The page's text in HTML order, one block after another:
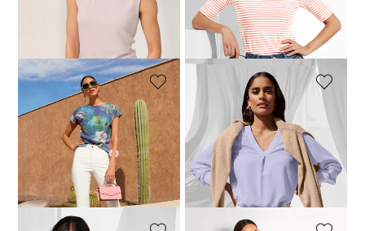
+1 Kleuren
Laagste prijs van de afgelopen 30
dagen**: 79,95 €
Laagste prijs van de afgelopen 30
dagen**: 89,95 € (-44%)
MADELEINE
Zachte trui met bloemenprint
109,95 €
189,95 €
Laagste prijs van de afgelopen 30
dagen**: 129,95 € (-15%)
MADELEINE
Tuniek in modieuze snit
114,95 €
139,95 €
+1 Kleuren